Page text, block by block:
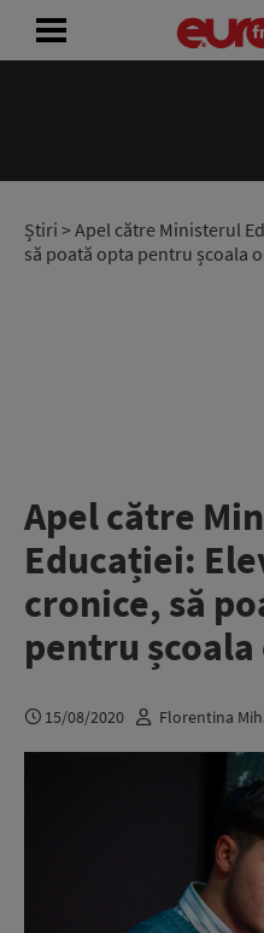
Știri > Apel către Ministerul
să poată opta pentru școala
Apel către
Educației:
cronice, să
pentru
15/08/2020 Florentina
RADIO